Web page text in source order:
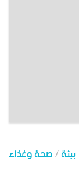
بيئة/صحة وغذاء